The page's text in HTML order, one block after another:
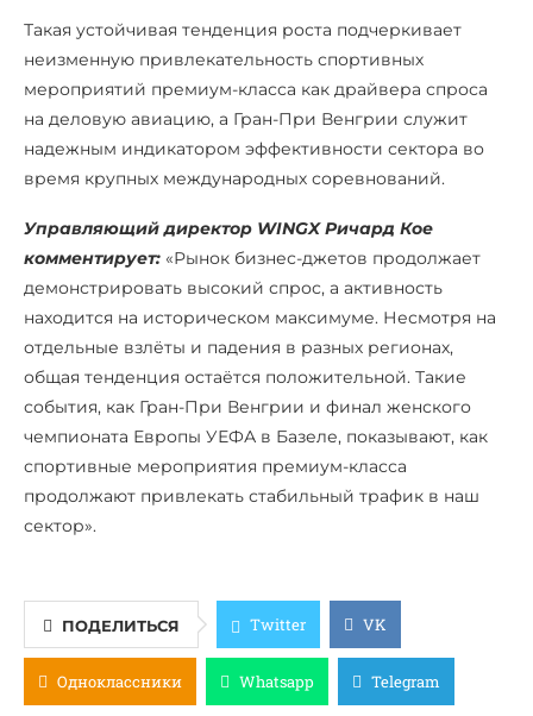
Такая устойчивая тенденция роста подчеркивает
неизменную привлекательность спортивных
мероприятий премиум-класса как драйвера спроса
на деловую авиацию, а Гран-При Венгрии служит
надежным индикатором эффективности сектора во
время крупных международных соревнований.
Управляющий директор WINGX Ричард Кое
комментирует: «Рынок бизнес-джетов продолжает
демонстрировать высокий спрос, а активность
находится на историческом максимуме. Несмотря на
отдельные взлёты и падения в разных регионах,
общая тенденция остаётся положительной. Такие
события, как Гран-При Венгрии и финал женского
чемпионата Европы УЕФА в Базеле, показывают, как
спортивные мероприятия премиум-класса
продолжают привлекать стабильный трафик в наш
сектор».
ПОДЕЛИТЬСЯ Twitter VK
Одноклассники Whatsapp Telegram